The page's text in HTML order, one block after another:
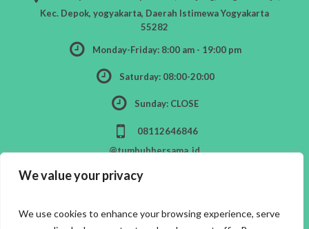
We value your privacy
We use cookies to enhance your browsing experience, serve
Kec. Depok, yogyakarta, Daerah Istimewa Yogyakarta
55282
Monday-Friday: 8:00 am - 19:00 pm
Saturday: 08:00-20:00
Sunday: CLOSE
08112646846
@tumbuhbersama_id